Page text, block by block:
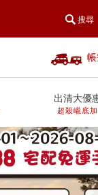
搜尋
出清大優
超殺巄底加